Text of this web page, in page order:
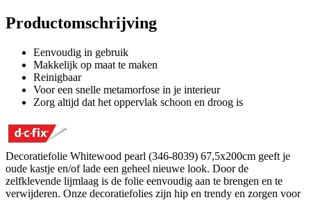
Productomschrijving
Eenvoudig in gebruik
Makkelijk op maat te maken
Reinigbaar
Voor een snelle metamorfose in je interieur
Zorg altijd dat het oppervlak schoon en droog is
Decoratiefolie Whitewood pearl (346-8039) 67,5x200cm geeft je
oude kastje en/of lade een geheel nieuwe look. Door de
zelfklevende lijmlaag is de folie eenvoudig aan te brengen en te
verwijderen. Onze decoratiefolies zijn hip en trendy en zorgen voor